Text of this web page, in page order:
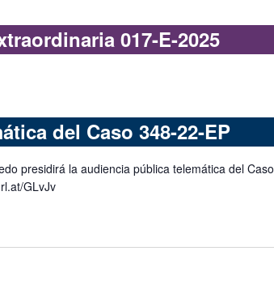
017-E-2025
del Caso 348-22-EP
presidirá la audiencia pública telemática del Caso
GLvJv